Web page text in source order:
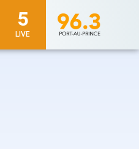
5
LIVE